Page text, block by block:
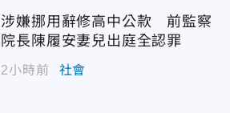
涉嫌挪用辭修高中公款 前監察
院長陳履安妻兒出庭全認罪
2小時前 社會